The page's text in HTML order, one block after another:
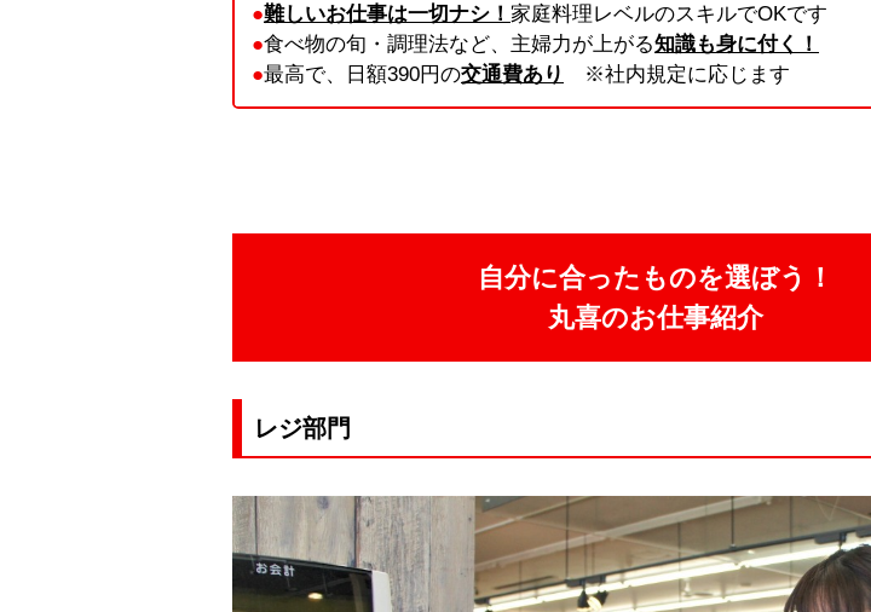
●難しいお仕事は一切ナシ！ 家庭料理レベルのスキルでOKです
●食べ物の旬・調理法など、主婦力が上がる知識も身に付く！
●最高で、日額390円の交通費あり ※社内規定に応じます
自分に合ったものを選ぼう！
丸喜のお仕事紹介
レジ部門